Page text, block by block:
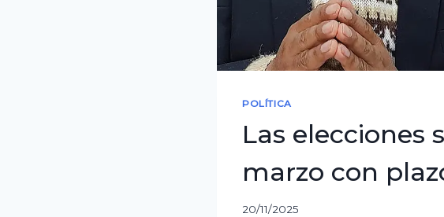
POLÍTICA
Las elecciones
marzo con
20/11/2025